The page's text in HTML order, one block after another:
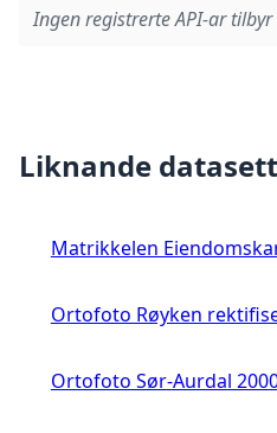
Ingen registrerte API-ar
Liknande datasett
Matrikkelen
Ortofoto Røyken
Ortofoto Sør-Aurdal